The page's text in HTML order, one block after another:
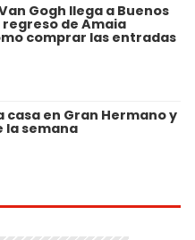
Gogh llega a Buenos
de Amaia
comprar las entradas
casa en Gran Hermano y
la semana